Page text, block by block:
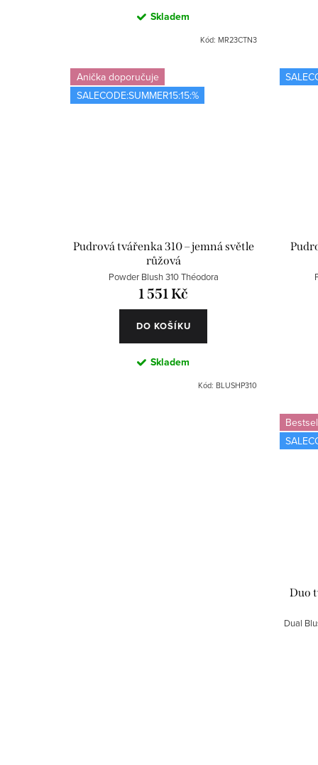
Skladem
Kód: MR23CTN3
Anička doporučuje
SALECODE:SUMMER15:15:%
Pudrová tvářenka 310 – jemná světle
růžová
Powder Blush 310 Théodora
1 551 Kč
DO KOŠÍKU
Skladem
Kód: BLUSHP310
Duo
Dual